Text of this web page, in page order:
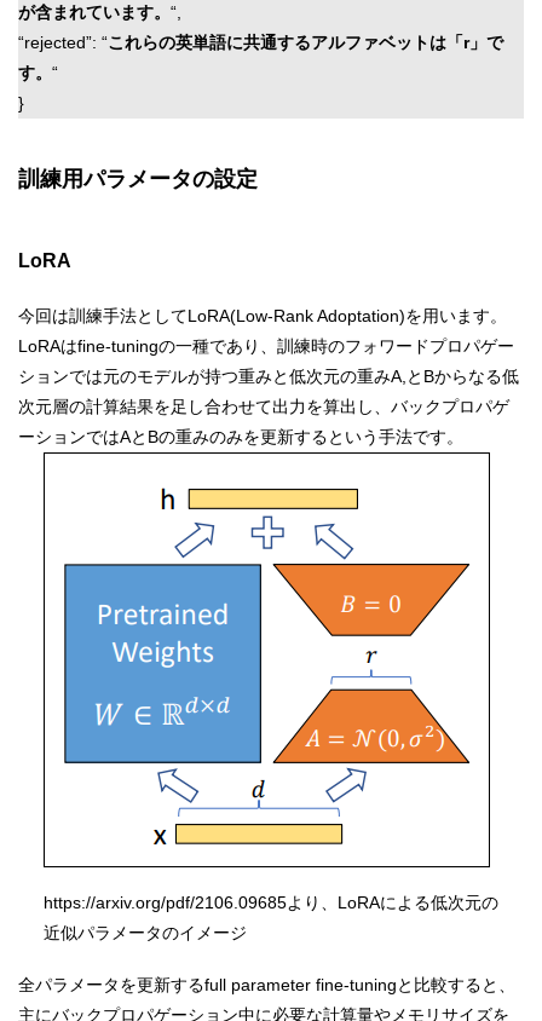
が含まれています。 “,
“rejected”: “これらの英単語に共通するアルファベットは「r」で
す。 “
}
訓練用パラメータの設定
LoRA
今回は訓練手法としてLoRA(Low-Rank Adoptation)を用います。
LoRAはfine-tuningの一種であり、訓練時のフォワードプロパゲー
ションでは元のモデルが持つ重みと低次元の重みA,とBからなる低
次元層の計算結果を足し合わせて出力を算出し、バックプロパゲ
ーションではAとBの重みのみを更新するという手法です。
https://arxiv.org/pdf/2106.09685より、LoRAによる低次元の
近似パラメータのイメージ
全パラメータを更新するfull parameter fine-tuningと比較すると、
主にバックプロパゲーション中に必要な計算量やメモリサイズを